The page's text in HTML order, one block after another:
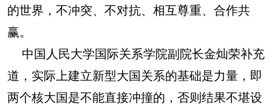
的世界，不冲突、不对抗、相互尊重、合作共
赢。
中国人民大学国际关系学院副院长金灿荣补充
道，实际上建立新型大国关系的基础是力量，即
两个核大国是不能直接冲撞的，否则结果不堪设